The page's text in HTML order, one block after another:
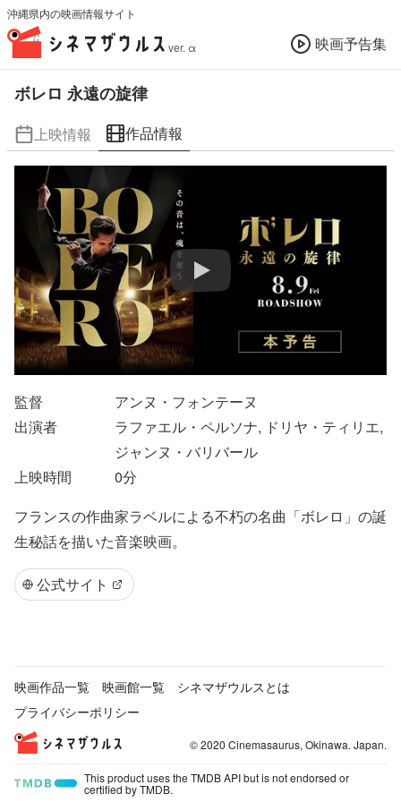
沖縄県内の映画情報サイト
ver. α 映画予告集
ボレロ 永遠の旋律
上映情報 作品情報
監督
アンヌ・フォンテーヌ
出演者
ラファエル・ペルソナ, ドリヤ・ティリエ,
ジャンヌ・バリバール
上映時間
0分
フランスの作曲家ラベルによる不朽の名曲「ボレロ」の誕
生秘話を描いた音楽映画。
公式サイト
映画作品一覧 映画館一覧
シネマザウルスとは
プライバシーポリシー
© 2020 Cinemasaurus, Okinawa. Japan.
This product uses the TMDB API but is not endorsed or
certified by TMDB.